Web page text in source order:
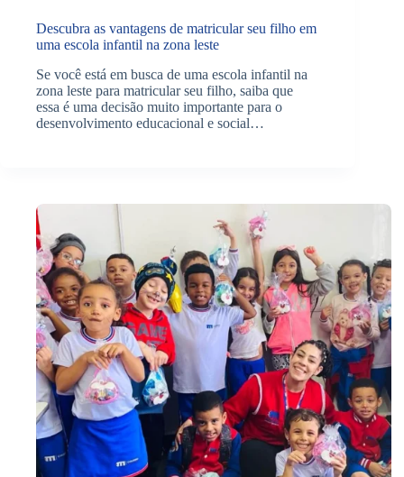
Descubra as vantagens de matricular seu filho em
uma escola infantil na zona leste
Se você está em busca de uma escola infantil na
zona leste para matricular seu filho, saiba que
essa é uma decisão muito importante para o
desenvolvimento educacional e social…